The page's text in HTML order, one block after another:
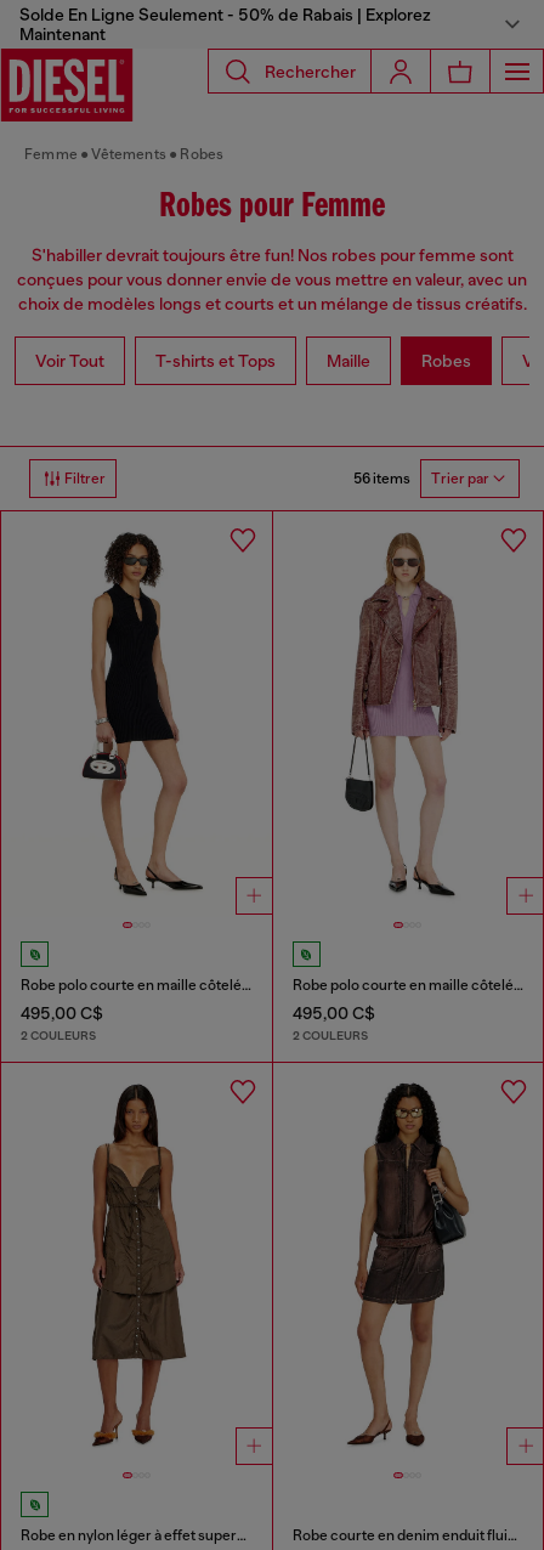
Solde En Ligne Seulement - 50% de Rabais | Explorez
Maintenant
Rechercher
Femme Vêtements Robes
Robes pour Femme
S'habiller devrait toujours être fun! Nos robes pour femme sont
conçues pour vous donner envie de vous mettre en valeur, avec un
choix de modèles longs et courts et un mélange de tissus créatifs.
Voir Tout T-shirts et Tops Maille Robes
Filtrer 56 items Trier par
Robe polo courte en maille côtelée mélangée soie
495,00 C$
2 COULEURS
Robe polo courte en maille côtelée mélangée soie
495,00 C$
2 COULEURS
Robe en nylon léger à effet superposé Robe courte en denim enduit fluide